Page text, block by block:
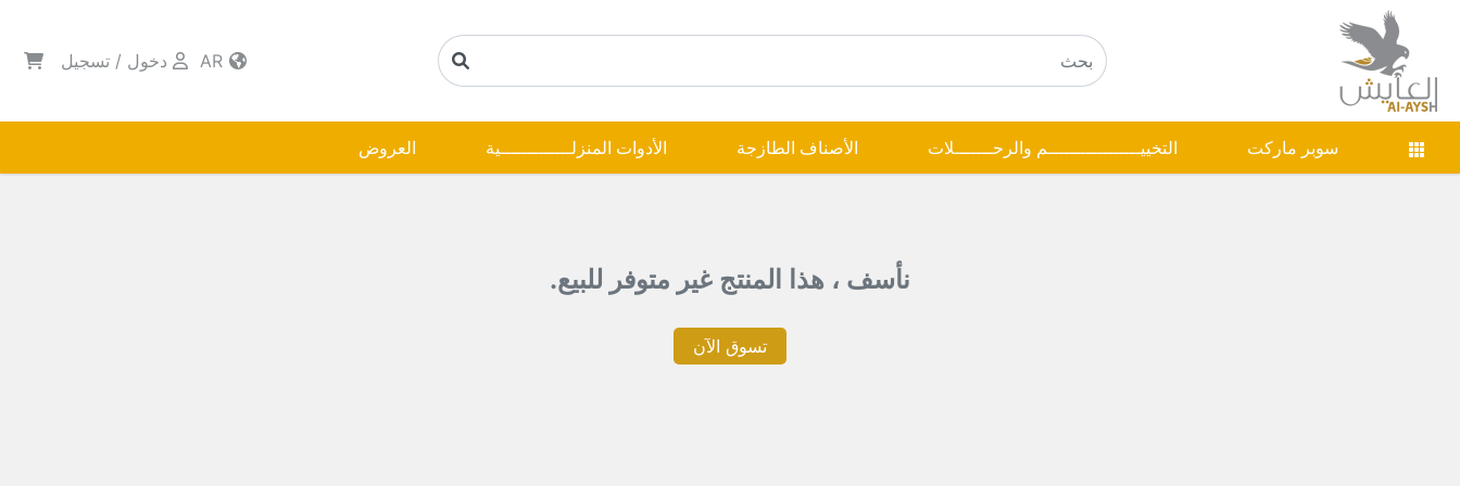
دخول / تسجيل
سوبر ماركت التخييـــــــــــــــــم والرحـــــــلات الأصناف الطازجة الأدوات المنزلـــــــــــــية العروض
نأسف ، هذا المنتج غير متوفر للبيع.
تسوق الآن